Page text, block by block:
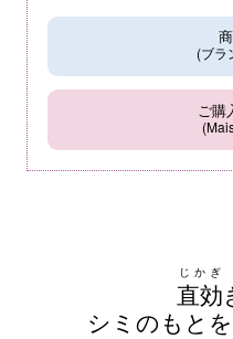
(ブラ
ご購
直効
じかぎ
シミのもと